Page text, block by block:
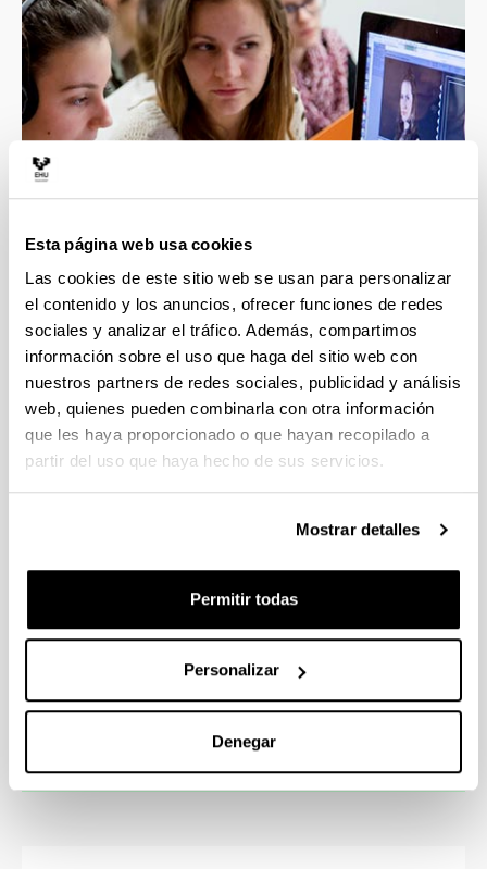
Esta página web usa cookies
Las cookies de este sitio web se usan para personalizar
el contenido y los anuncios, ofrecer funciones de redes
sociales y analizar el tráfico. Además, compartimos
información sobre el uso que haga del sitio web con
nuestros partners de redes sociales, publicidad y análisis
web, quienes pueden combinarla con otra información
que les haya proporcionado o que hayan recopilado a
partir del uso que haya hecho de sus servicios.
Mostrar detalles
Permitir todas
Personalizar
Denegar
4 razones para elegir este grado
En estos cuatro años, te posicionarás en
concursos y festivales de publicidad, en ellos
medios y agencias de comunicación y
publicidad nacionales como McCann, Dimensión,